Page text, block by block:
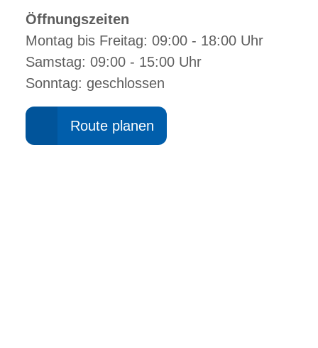
Öffnungszeiten
Montag bis Freitag: 09:00 - 18:00 Uhr
Samstag: 09:00 - 15:00 Uhr
Sonntag: geschlossen
Route planen